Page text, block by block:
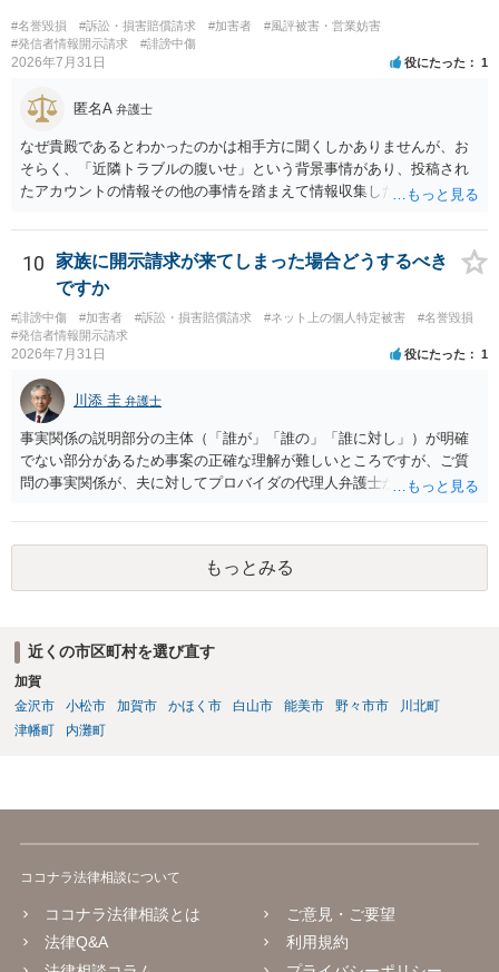
反復して面会を要求すること。 三 金銭その他の利益を供与し、又は
その申込み若しくは約束をして面会を要求すること。 2前項の罪を犯
し、よってわいせつの目的で当該十六歳未満の者と面会をした者は、
#名誉毀損 #訴訟・損害賠償請求 #加害者
#風評被害・営業妨害
#発信者情報開示請求
#誹謗中傷
2026年7月31日 役にたった 1
匿名A 弁護士
なぜ貴殿であるとわかったのかは相手方に聞くしかありませんが、お
そらく、「近隣トラブルの腹いせ」という背景事情があり、投稿され
たアカウントの情報その他の事情を踏まえて情報収集した結果、この
貴殿が投稿した事実を認めてしまったことで「答え合わせ」になって
しまったのではないでしょうか。 相手方の動きについても、相手方次
第ですので何とも言えません。公開の場で回答するには情報が乏し
く、ここで詳細を明らかにすることは事案の特定に繋がってしまうの
で、弁護士へ直接相談した方がよいです。
10
家族に開示請求が来てしまった場合どうするべき
ですか
#誹謗中傷 #加害者 #訴訟・損害賠償請求 #ネット上の個人特定被害
#名誉毀損
#発信者情報開示請求
2026年7月31日 役にたった 1
川添 圭 弁護士
事実関係の説明部分の主体（「誰が」「誰の」「誰に対し」）が明確
でない部分があるため事案の正確な理解が難しいところですが、ご質
問の事実関係が、夫に対してプロバイダの代理人弁護士から発信者情
情報として夫の氏名と住所が開示され、開示請求者（の代理人弁護
士）が、夫に対して内容証明郵便を送ったり訴訟の提起がなされたり
する可能性があるように思われます。この場合は、開示請求者（とあ
る女性？）の代理人弁護士へ、実は投稿者があなたであるという内容
を入れた「相手方の法律事務所」というのがプロバイダの代理人の事
務所であるのか、それとも開示請求者の代理人の事務所なのかが不明
ですが、もし前者であれば、書類の再送要請にはあまり意味はなく、
一方、後者であるなら、夫を被告として提訴に至る可能性も考える必
要が出てきます。 あなたと夫との夫婦関係の状況（別居中なのか、夫
もっとみる
近くの市区町村を選び直す
加賀
金沢市
小松市 加賀市 かほく市 白山市 能美市 野々市市
川北町
津幡町
内灘町
ココナラ法律相談について
ココナラ法律相談とは
法律Q&A
ご意見・ご要望
利用規約